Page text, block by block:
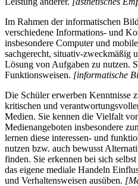
Im Rahmen der informatischen
verschiedene Informations- und
insbesondere Computer und
sachgerecht, situativ-zweckmäßig
Lösung von Aufgaben zu nutzen.
Funktionsweisen. [informatische
Die Schüler erwerben Kenntnisse
kritischen und
Medien. Sie kennen die Vielfalt
Medienangeboten insbesondere
lernen diese interessen- und
nutzen bzw. auch bewusst
finden. Sie erkennen bei sich
das eigene mediale Handeln
und Verhaltensweisen ausüben.